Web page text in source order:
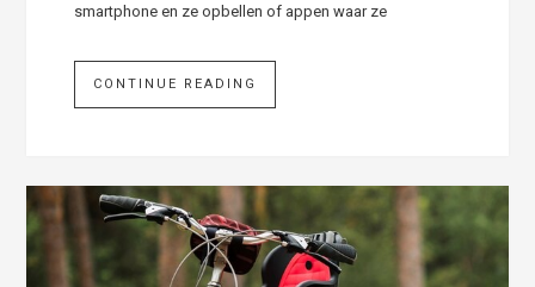
smartphone en ze opbellen of appen waar ze
CONTINUE READING